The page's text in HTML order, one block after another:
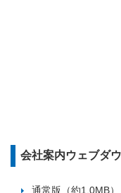
会社案内ウェブダ
通常版（約1.0MB）